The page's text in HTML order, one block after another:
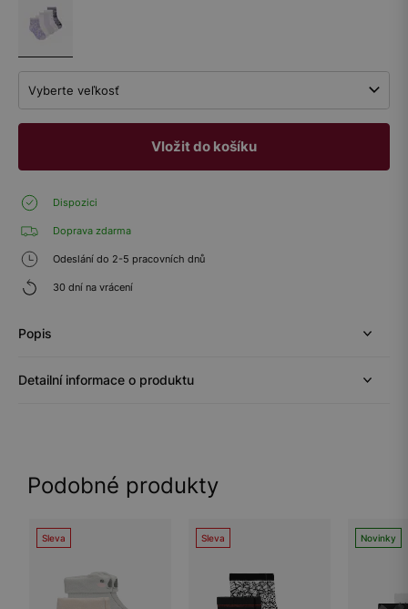
Vyberte veľkosť
Vložit do košíku
Dispozici
Doprava zdarma
Odeslání do 2-5 pracovních dnů
30 dní na vrácení
Popis
Detailní informace o produktu
Podobné produkty
Sleva Sleva Novinky